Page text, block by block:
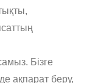
Бізге
ақпарат беру,